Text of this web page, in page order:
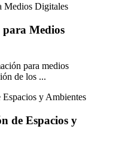
para Medios
para medios
de los ...
de Espacios y